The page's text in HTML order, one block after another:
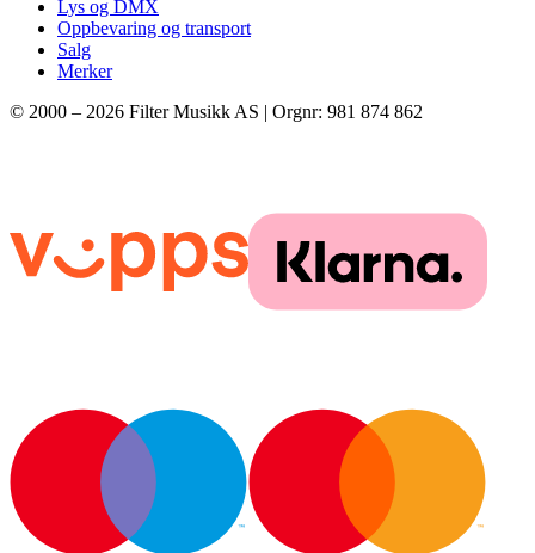
Lys og DMX
Oppbevaring og transport
Salg
Merker
© 2000 – 2026 Filter Musikk AS | Orgnr: 981 874 862